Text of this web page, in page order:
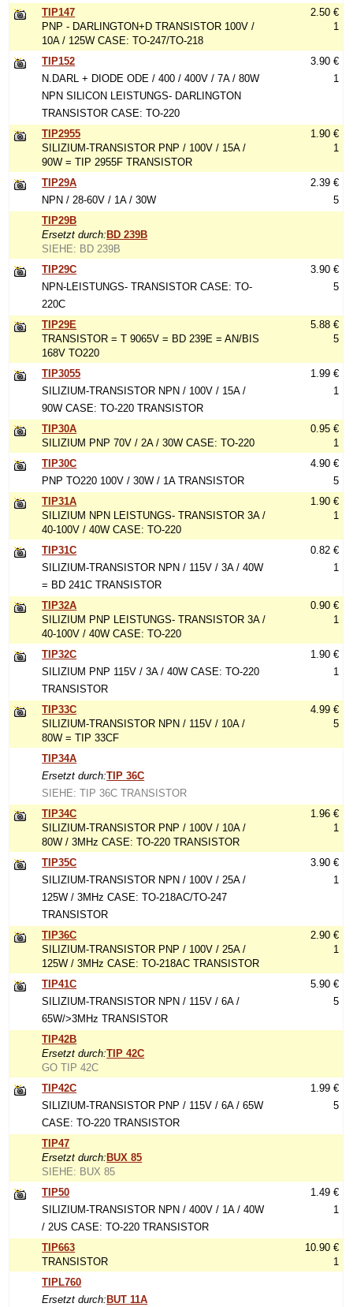
TIP147
PNP - DARLINGTON+D TRANSISTOR 100V /
10A / 125W CASE: TO-247/TO-218
2.50 €
1
TIP152
N.DARL + DIODE ODE / 400 / 400V / 7A / 80W
NPN SILICON LEISTUNGS- DARLINGTON
TRANSISTOR CASE: TO-220
3.90 €
1
TIP2955
SILIZIUM-TRANSISTOR PNP / 100V / 15A /
90W = TIP 2955F TRANSISTOR
1.90 €
1
TIP29A
NPN / 28-60V / 1A / 30W
2.39 €
5
TIP29B
Ersetzt durch: BD 239B
SIEHE: BD 239B
TIP29C
NPN-LEISTUNGS- TRANSISTOR CASE: TO-
220C
3.90 €
5
TIP29E
TRANSISTOR = T 9065V = BD 239E = AN/BIS
168V TO220
5.88 €
5
TIP3055
SILIZIUM-TRANSISTOR NPN / 100V / 15A /
90W CASE: TO-220 TRANSISTOR
1.99 €
1
TIP30A
SILIZIUM PNP 70V / 2A / 30W CASE: TO-220
0.95 €
1
TIP30C
PNP TO220 100V / 30W / 1A TRANSISTOR
4.90 €
5
TIP31A
SILIZIUM NPN LEISTUNGS- TRANSISTOR 3A /
40-100V / 40W CASE: TO-220
1.90 €
1
TIP31C
SILIZIUM-TRANSISTOR NPN / 115V / 3A / 40W
= BD 241C TRANSISTOR
0.82 €
1
TIP32A
SILIZIUM PNP LEISTUNGS- TRANSISTOR 3A /
40-100V / 40W CASE: TO-220
0.90 €
1
TIP32C
SILIZIUM PNP 115V / 3A / 40W CASE: TO-220
TRANSISTOR
1.90 €
1
TIP33C
SILIZIUM-TRANSISTOR NPN / 115V / 10A /
80W = TIP 33CF
4.99 €
5
TIP34A
Ersetzt durch:TIP 36C
SIEHE: TIP 36C TRANSISTOR
TIP34C
SILIZIUM-TRANSISTOR PNP / 100V / 10A /
80W / 3MHz CASE: TO-220 TRANSISTOR
1.96 €
1
TIP35C
SILIZIUM-TRANSISTOR NPN / 100V / 25A /
125W / 3MHz CASE: TO-218AC/TO-247
TRANSISTOR
3.90 €
1
TIP36C
SILIZIUM-TRANSISTOR PNP / 100V / 25A /
125W / 3MHz CASE: TO-218AC TRANSISTOR
2.90 €
1
TIP41C
SILIZIUM-TRANSISTOR NPN / 115V / 6A /
65W/>3MHz TRANSISTOR
5.90 €
5
TIP42B
Ersetzt durch:TIP 42C
GO TIP 42C
TIP42C
SILIZIUM-TRANSISTOR PNP / 115V / 6A / 65W
CASE: TO-220 TRANSISTOR
1.99 €
5
TIP47
Ersetzt durch: BUX 85
SIEHE: BUX 85
TIP50
SILIZIUM-TRANSISTOR NPN / 400V / 1A / 40W
/ 2US CASE: TO-220 TRANSISTOR
1.49 €
1
TIP663
TRANSISTOR
10.90 €
1
TIPL760
Ersetzt durch: BUT 11A